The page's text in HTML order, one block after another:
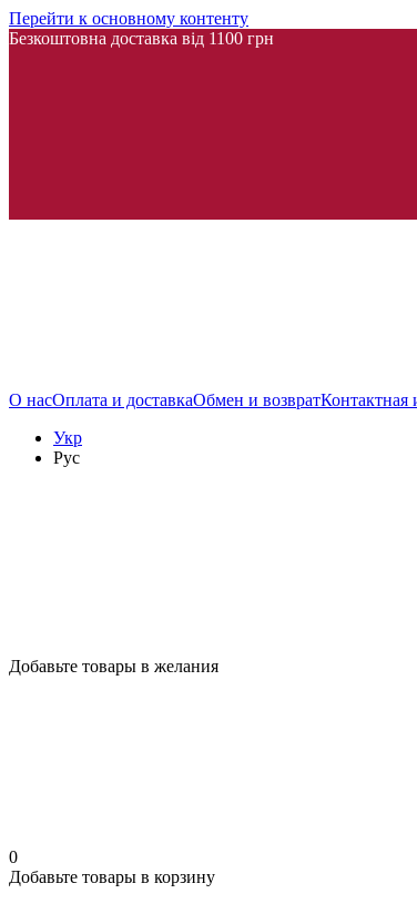
Перейти к основному контенту
Безкоштовна доставка від 1100 грн
О насОплата и доставкаОбмен и возвратКонтактная
Укр
Рус
Добавьте товары в желания
0
Добавьте товары в корзину